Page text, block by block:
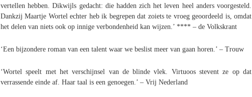
vertellen hebben. Dikwijls gedacht: die hadden zich het leven heel anders voorgesteld.
Dankzij Maartje Wortel echter heb ik begrepen dat zoiets te vroeg geoordeeld is, omdat
het delen van niets ook op innige verbondenheid kan wijzen.’ **** – de Volkskrant
‘Een bijzondere roman van een talent waar we beslist meer van gaan horen.’ – Trouw
‘Wortel speelt met het verschijnsel van de blinde vlek. Virtuoos stevent ze op dat
verrassende einde af. Haar taal is een genoegen.’ – Vrij Nederland